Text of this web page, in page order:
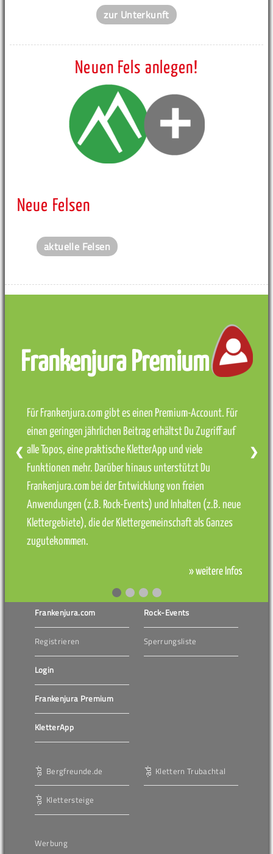
zur Unterkunft
Neuen Fels anlegen!
Neue Felsen
aktuelle Felsen
Frankenjura Premium
Für Frankenjura.com gibt es einen Premium-Account. Für
einen geringen jährlichen Beitrag erhältst Du Zugriff auf
alle Topos, eine praktische KletterApp und viele
Funktionen mehr. Darüber hinaus unterstützt Du
Frankenjura.com bei der Entwicklung von freien
Anwendungen (z.B. Rock-Events) und Inhalten (z.B. neue
Klettergebiete), die der Klettergemeinschaft als Ganzes
zugutekommen.
» weitere Infos
❮ ❯
Frankenjura.com
Registrieren
Login
Frankenjura Premium
KletterApp
Rock-Events
Sperrungsliste
Bergfreunde.de
Klettersteige
Klettern Trubachtal
Werbung